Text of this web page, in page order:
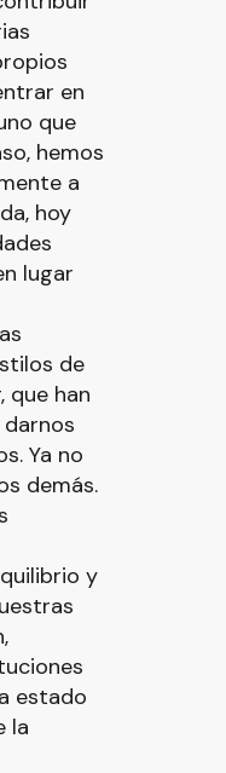
en
que
hemos
a
hoy
lugar
de
que han
Ya no
demás.
y
estado
la